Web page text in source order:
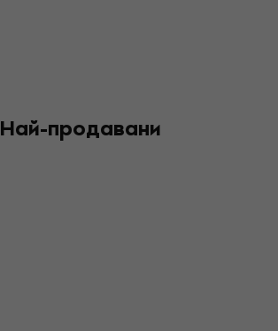
Най-продавани